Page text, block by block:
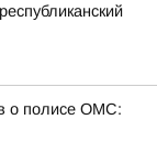
о полисе ОМС: